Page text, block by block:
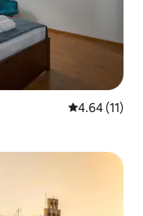
レビュー11
4.64 (11)